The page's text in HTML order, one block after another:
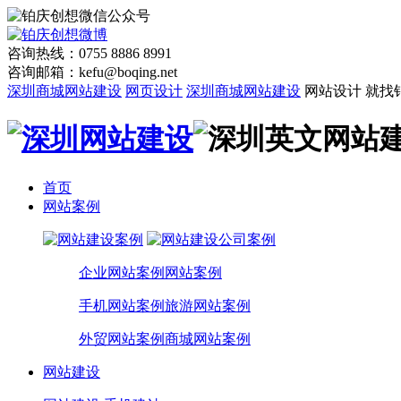
咨询热线：0755 8886 8991
咨询邮箱：kefu@boqing.net
深圳商城网站建设 网页设计 深圳商城网站建设 网站设计 就找
首页
网站案例
企业网站案例 网站案例
手机网站案例旅游网站案例
外贸网站案例商城网站案例
网站建设